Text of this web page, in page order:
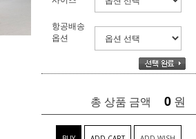
항공배송
옵션
총 상품 금액 0 원